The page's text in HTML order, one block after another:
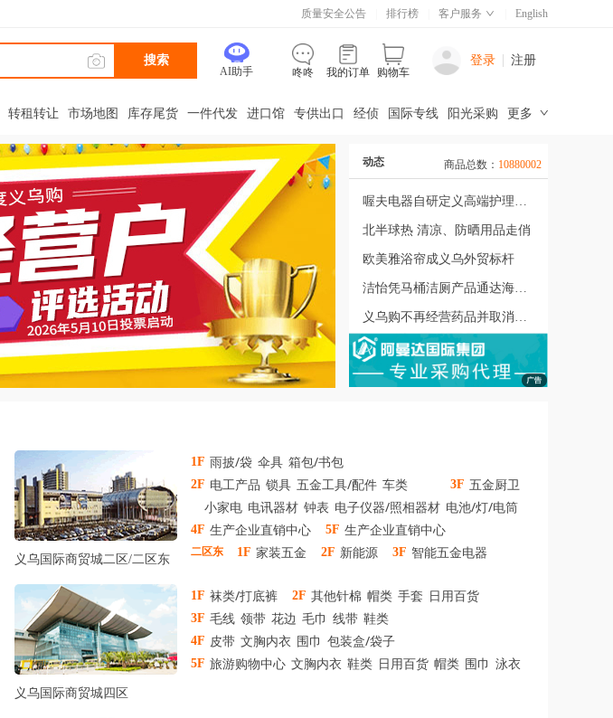
质量安全公告 排行榜 客户服务 English
搜索
AI助手 咚咚 我的订单 购物车
登录 注册
转租转让 市场地图 库存尾货 一件代发 进口馆 专供出口 经侦 国际专线 阳光采购 更多
动态
昨日新增商品：7815
喔夫电器自研定义高端护理家电
北半球热 清凉、防晒用品走俏
欧美雅浴帘成义乌外贸标杆
洁怡凭马桶洁厕产品通达海内外
义乌购不再经营药品并取消药品网络交易服务
义乌国际商贸城二区/二区东
1F 雨披/袋 伞具 箱包/书包
2F 电工产品 锁具 五金工具/配件 车类 3F 五金厨卫
小家电 电讯器材 钟表 电子仪器/照相器材 电池/灯/电筒
4F 生产企业直销中心 5F 生产企业直销中心
二区东 1F 家装五金 2F 新能源 3F 智能五金电器
义乌国际商贸城四区
1F 袜类/打底裤 2F 其他针棉 帽类 手套 日用百货
3F 毛线 领带 花边 毛巾 线带 鞋类
4F 皮带 文胸内衣 围巾 包装盒/袋子
5F 旅游购物中心 文胸内衣 鞋类 日用百货 帽类 围巾 泳衣